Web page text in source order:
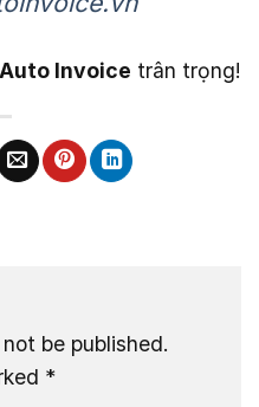
Auto Invoice trân trọng!
be published.
*